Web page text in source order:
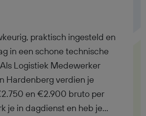
praktisch ingesteld en
in een schone technische
Logistiek Medewerker
Hardenberg verdien je
en €2.900 bruto per
je in dagdienst en heb je